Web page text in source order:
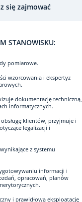
się zajmować
STANOWISKU:
pomiarowe.
wzorcowania i ekspertyz
dokumentację techniczną,
informatycznych.
klientów, przyjmuje i
legalizacji i
z systemu
informacji i
opracowań, planów
i prawidłową eksploatację